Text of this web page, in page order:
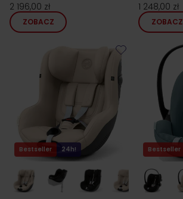
2 196,00 zł
ZOBACZ
1 248,00 zł
ZOBACZ
Bestseller 24h! Bestseller